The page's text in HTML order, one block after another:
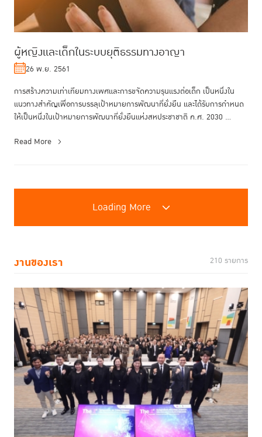
ผู้หญิงและเด็กในระบบยุติธรรมทางอาญา
26 พ.ย. 2561
การสร้างความเท่าเทียมทางเพศและการขจัดความรุนแรงต่อเด็ก เป็นหนึ่งใน
แนวทางสำคัญเพื่อการบรรลุเป้าหมายการพัฒนาที่ยั่งยืน และได้รับการกำหนด
ให้เป็นหนึ่งในเป้าหมายการพัฒนาที่ยั่งยืนแห่งสหประชาชาติ ค.ศ. 2030 ...
Read More
Loading More
งานของเรา 210 รายการ